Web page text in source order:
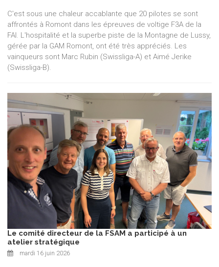
C'est sous une chaleur accablante que 20 pilotes se sont
affrontés à Romont dans les épreuves de voltige F3A de la
FAI. L'hospitalité et la superbe piste de la Montagne de Lussy,
gérée par la GAM Romont, ont été très appréciés. Les
vainqueurs sont Marc Rubin (Swissliga-A) et Aimé Jerike
(Swissliga-B).
Le comité directeur de la FSAM a participé à un
atelier stratégique
mardi 16 juin 2026